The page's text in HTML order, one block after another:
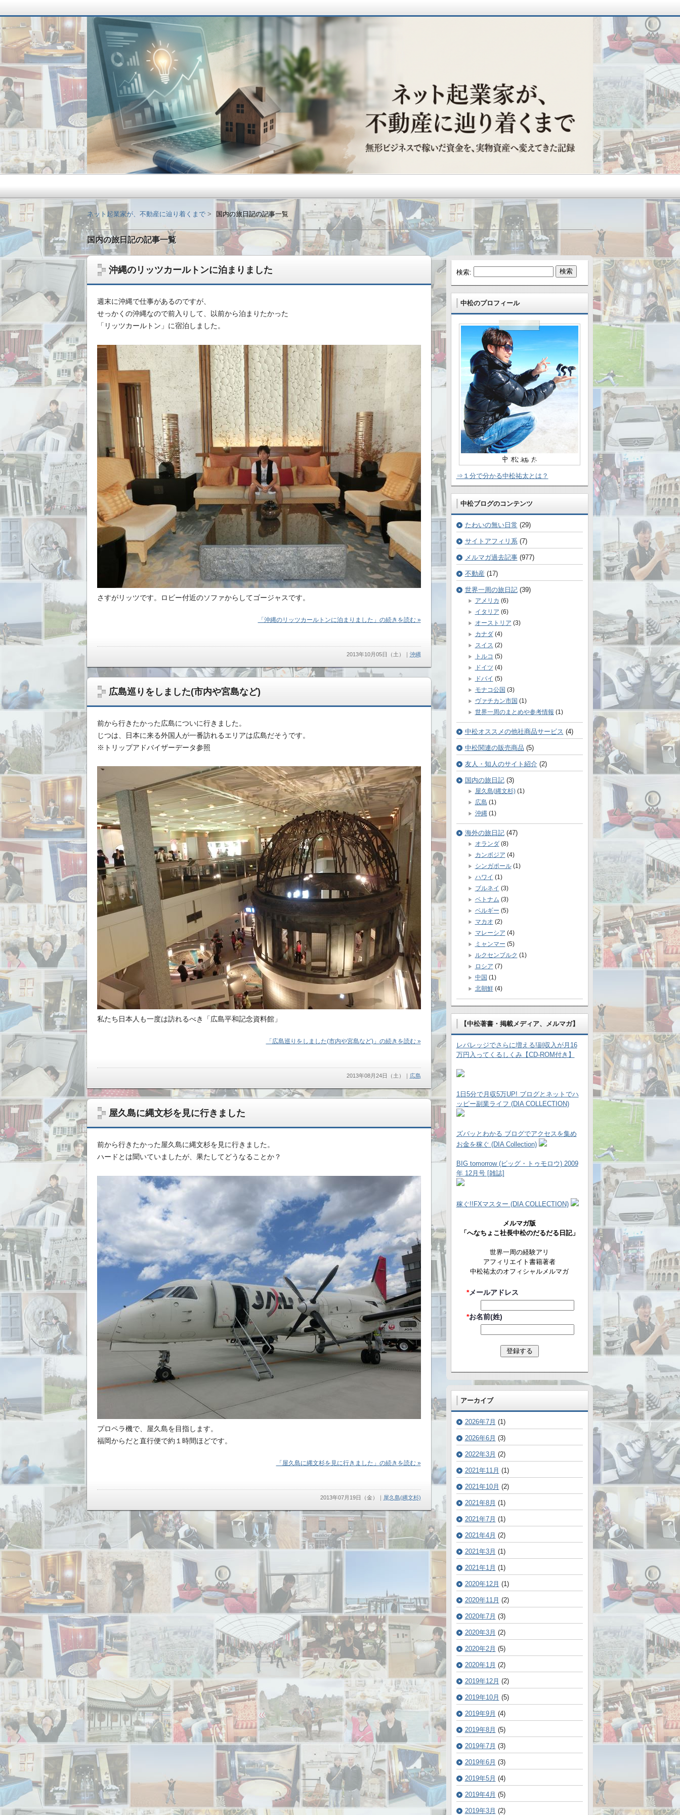
国内の旅日記の記事一覧
沖縄のリッツカールトンに泊まりました
週末に沖縄で仕事があるのですが、
せっかくの沖縄なので前入りして、以前から泊まりたかった
「リッツカールトン」に宿泊しました。
さすがリッツです。ロビー付近のソファからしてゴージャスです。
「沖縄のリッツカールトンに泊まりました」の続きを読む »
2013年10月05日（土） ｜ 沖縄
広島巡りをしました(市内や宮島など)
前から行きたかった広島についに行きました。
じつは、日本に来る外国人が一番訪れるエリアは広島だそうです。
※トリップアドバイザーデータ参照
私たち日本人も一度は訪れるべき「広島平和記念資料館」
「広島巡りをしました(市内や宮島など)」の続きを読む »
2013年08月24日（土） 広島
屋久島に縄文杉を見に行きました
前から行きたかった屋久島に縄文杉を見に行きました。
ハードとは聞いていましたが、果たしてどうなることか？
プロペラ機で、屋久島を目指します。
福岡からだと直行便で約１時間ほどです。
「屋久島に縄文杉を見に行きました」の続きを読む »
2013年07月19日（金） ｜ 屋久島(縄文杉)
検索:
中松のプロフィール
⇒１分で分かる中松祐太とは？
中松ブログのコンテンツ
たわいの無い日常 (29)
サイトアフィリ系(7)
メルマガ過去記事(977)
不動産 (17)
世界一周の旅日記(39)
アメリカ (6)
イタリア (6)
オーストリア (3)
カナダ(4)
スイス (2)
トルコ (5)
ドイツ (4)
ドバイ (5)
モナコ公国 (3)
ヴァチカン市国 (1)
世界一周のまとめや参考情報 (1)
中松オススメの他社商品サービス (4)
中松関連の販売商品 (5)
友人・知人のサイト紹介(2)
国内の旅日記(3)
屋久島(縄文杉)(1)
広島 (1)
沖縄(1)
海外の旅日記(47)
オランダ(8)
カンボジア (4)
シンガポール(1)
ハワイ (1)
ブルネイ (3)
ベトナム (3)
ベルギー (5)
マカオ (2)
マレーシア (4)
ミャンマー (5)
ルクセンブルク (1)
ロシア (7)
中国 (1)
北朝鮮(4)
【中松著書・掲載メディア、メルマガ】
レバレッジでさらに増える!副収入が月16
万円入ってくるしくみ【CD-ROM付き】
1日5分で月収5万UP! ブログとネットでハ
ッピー副業ライフ (DIA COLLECTION)
ズバッとわかる ブログでアクセスを集め
お金を稼ぐ (DIA Collection)
BIG tomorrow (ビッグ・トゥモロウ) 2009
年 12月号 [雑誌]
稼ぐ!!FXマスター (DIA COLLECTION)
メルマガ版
「へなちょこ社長中松のだるだる日記」
世界一周の経験アリ
アフィリエイト書籍著者
中松祐太のオフィシャルメルマガ
*メールアドレス
*お名前(姓)
アーカイブ
2026年7月 (1)
2026年6月 (3)
2022年3月 (2)
2021年11月 (1)
2021年10月 (2)
2021年8月 (1)
2021年7月 (1)
2021年4月 (2)
2021年3月 (1)
2021年1月 (1)
2020年12月 (1)
2020年11月 (2)
2020年7月 (3)
2020年3月 (2)
2020年2月 (5)
2020年1月 (2)
2019年12月 (2)
2019年10月 (5)
2019年9月 (4)
2019年8月 (5)
2019年7月 (3)
2019年6月 (3)
2019年5月 (4)
2019年4月 (5)
2019年3月 (2)
ネット起業家が、不動産に辿り着くまで 国内の旅日記の記事一覧
ネット起業家が、不動産に辿り着くまで
無形ビジネスで稼いだ資金を、実物資産へ変えてきた記録